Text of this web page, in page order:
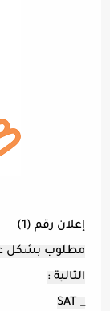
إعلان رقم (1)
مطلوب بشكل
التالية :
_ SAT